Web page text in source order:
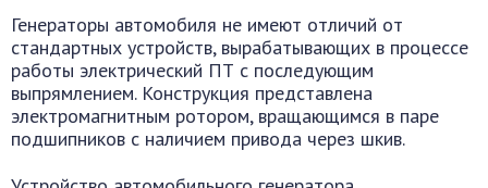
Генераторы автомобиля не имеют отличий от
стандартных устройств, вырабатывающих в процессе
работы электрический ПТ с последующим
выпрямлением. Конструкция представлена
электромагнитным ротором, вращающимся в паре
подшипников с наличием привода через шкив.